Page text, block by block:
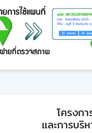
โครงก
และการบริ